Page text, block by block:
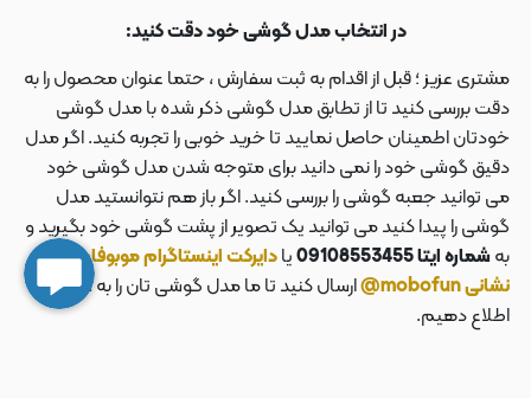
در انتخاب مدل گوشی خود دقت کنید:
مشتری عزیز ؛ قبل از اقدام به ثبت سفارش ، حتما عنوان محصول را به
دقت بررسی کنید تا از تطابق مدل گوشی ذکر شده با مدل گوشی
خودتان اطمینان حاصل نمایید تا خرید خوبی را تجربه کنید. اگر مدل
دقیق گوشی خود را نمی دانید برای متوجه شدن مدل گوشی خود
می توانید جعبه گوشی را بررسی کنید. اگر باز هم نتوانستید مدل
گوشی را پیدا کنید می توانید یک تصویر از پشت گوشی خود بگیرید و
به شماره ایتا 09108553455 یادایرکت اینستاگرام موبوفان به
نشانی mobofun@
ارسال کنید تا ما مدل گوشی تان را به شما
اطلاع دهیم.